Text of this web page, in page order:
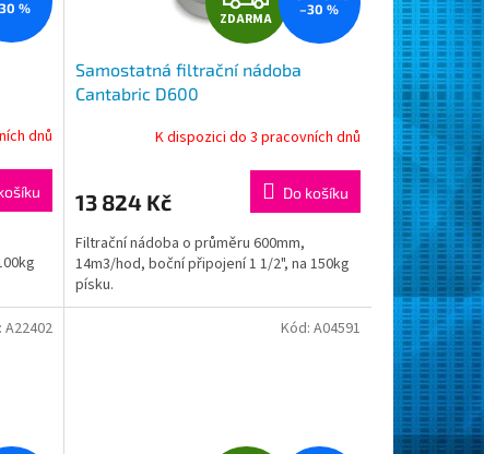
%
dnů
D
A
R
M
A
ZDARMA
–30 %
Samostatná filtrační nádoba
Cantabric D600
K dispozici do 3 pracovních dnů
13 824 Kč Do košíku
Filtrační nádoba o průměru 600mm,
14m3/hod, boční připojení 1 1/2", na 150kg
písku.
A22402 Kód: A04591